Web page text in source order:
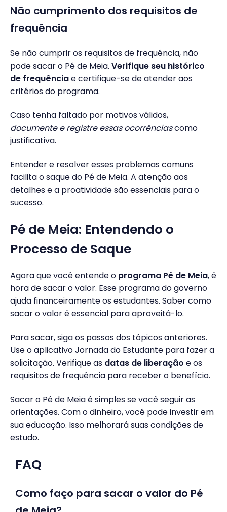
Não cumprimento dos requisitos de
frequência
Se não cumprir os requisitos de frequência, não
pode sacar o Pé de Meia. Verifique seu histórico
de frequênciae certifique-se de atender aos
critérios do programa.
Caso tenha faltado por motivos válidos,
documente e registre essas ocorrênciascomo
justificativa.
Entender e resolver esses problemas comuns
facilita o saque do Pé de Meia. A atenção aos
detalhes e a proatividade são essenciais para o
sucesso.
Pé de Meia: Entendendo o
Processo de Saque
Agora que você entende o programa Pé de Meia, é
hora de sacar o valor. Esse programa do governo
ajuda financeiramente os estudantes. Saber como
sacar o valor é essencial para aproveitá-lo.
Para sacar, siga os passos dos tópicos anteriores.
Use o aplicativo Jornada do Estudante para fazer a
solicitação. Verifique as datas de liberação e os
requisitos de frequência para receber o benefício.
Sacar o Pé de Meia é simples se você seguir as
orientações. Com o dinheiro, você pode investir em
sua educação. Isso melhorará suas condições de
estudo.
FAQ
Como faço para sacar o valor do Pé